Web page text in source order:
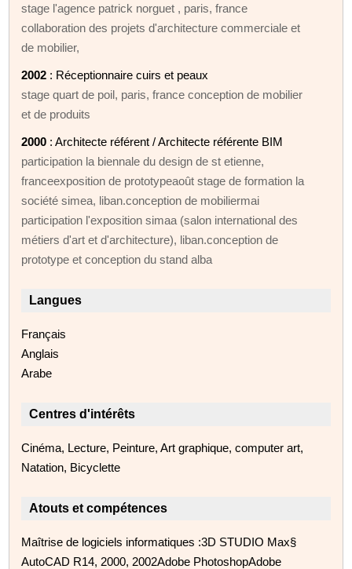
stage l'agence patrick norguet , paris, france
collaboration des projets d'architecture commerciale et
de mobilier,
2002 : Réceptionnaire cuirs et peaux
stage quart de poil, paris, france conception de mobilier
et de produits
2000 : Architecte référent / Architecte référente BIM
participation la biennale du design de st etienne,
franceexposition de prototypeaoût stage de formation la
société simea, liban.conception de mobiliermai
participation l'exposition simaa (salon international des
métiers d'art et d'architecture), liban.conception de
prototype et conception du stand alba
Langues
Français
Anglais
Arabe
Centres d'intérêts
Cinéma, Lecture, Peinture, Art graphique, computer art,
Natation, Bicyclette
Atouts et compétences
Maîtrise de logiciels informatiques :3D STUDIO Max§
AutoCAD R14, 2000, 2002Adobe PhotoshopAdobe